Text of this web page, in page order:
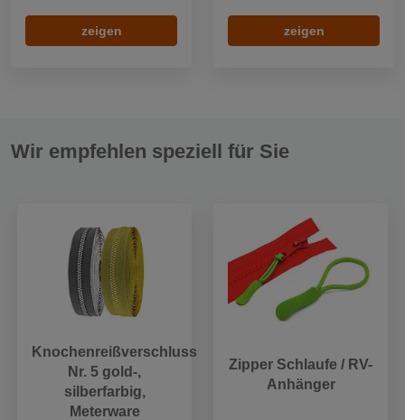
zeigen zeigen
Wir empfehlen speziell für Sie
Knochenreißverschluss
Nr. 5 gold-,
silberfarbig,
Meterware
Zipper Schlaufe / RV-
Anhänger